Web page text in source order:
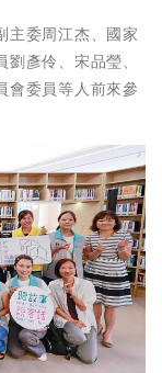
主委周江杰、國家
彥伶、宋品瑩、
會委員等人前來參